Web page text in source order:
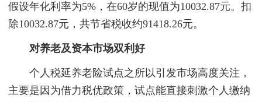
假设年化利率为5%，在60岁的现值为10032.87元。扣
除10032.87元，共节省税收约91418.26元。
对养老及资本市场双利好
个人税延养老险试点之所以引发市场高度关注，
主要是因为借力税优政策，试点能直接刺激个人缴纳